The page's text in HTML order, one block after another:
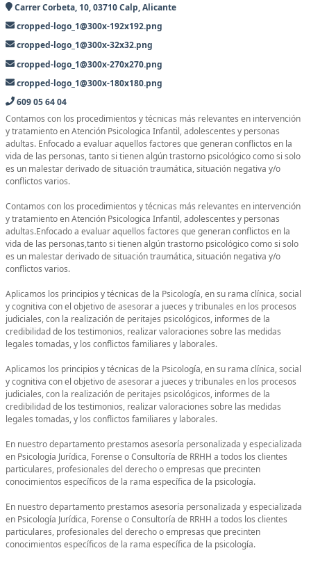
Carrer Corbeta, 10, 03710 Calp, Alicante
cropped-logo_1@300x-192x192.png
cropped-logo_1@300x-32x32.png
cropped-logo_1@300x-270x270.png
cropped-logo_1@300x-180x180.png
609 05 64 04
Contamos con los procedimientos y técnicas más relevantes en intervención
y tratamiento en Atención Psicologica Infantil, adolescentes y personas
adultas. Enfocado a evaluar aquellos factores que generan conflictos en la
vida de las personas, tanto si tienen algún trastorno psicológico como si solo
es un malestar derivado de situación traumática, situación negativa y/o
conflictos varios.
Contamos con los procedimientos y técnicas más relevantes en intervención
y tratamiento en Atención Psicologica Infantil, adolescentes y personas
adultas.Enfocado a evaluar aquellos factores que generan conflictos en la
vida de las personas,tanto si tienen algún trastorno psicológico como si solo
es un malestar derivado de situación traumática, situación negativa y/o
conflictos varios.
Aplicamos los principios y técnicas de la Psicología, en su rama clínica, social
y cognitiva con el objetivo de asesorar a jueces y tribunales en los procesos
judiciales, con la realización de peritajes psicológicos, informes de la
credibilidad de los testimonios, realizar valoraciones sobre las medidas
legales tomadas, y los conflictos familiares y laborales.
Aplicamos los principios y técnicas de la Psicología, en su rama clínica, social
y cognitiva con el objetivo de asesorar a jueces y tribunales en los procesos
judiciales, con la realización de peritajes psicológicos, informes de la
credibilidad de los testimonios, realizar valoraciones sobre las medidas
legales tomadas, y los conflictos familiares y laborales.
En nuestro departamento prestamos asesoría personalizada y especializada
en Psicología Jurídica, Forense o Consultoría de RRHH a todos los clientes
particulares, profesionales del derecho o empresas que precinten
conocimientos específicos de la rama específica de la psicología.
En nuestro departamento prestamos asesoría personalizada y especializada
en Psicología Jurídica, Forense o Consultoría de RRHH a todos los clientes
particulares, profesionales del derecho o empresas que precinten
conocimientos específicos de la rama específica de la psicología.